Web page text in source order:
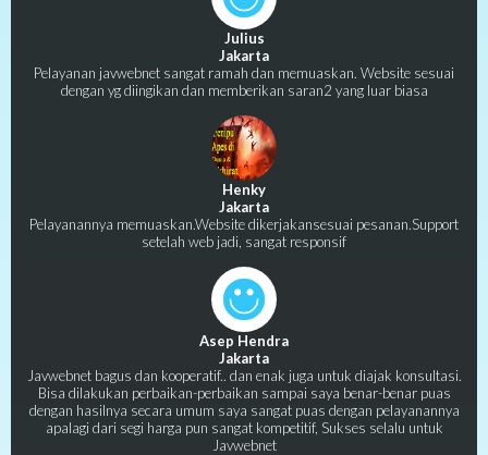
Julius
Jakarta
Pelayanan javwebnet sangat ramah dan memuaskan. Website sesuai
dengan yg diingikan dan memberikan saran2 yang luar biasa
Henky
Jakarta
Pelayanannya memuaskan.Website dikerjakansesuai pesanan.Support
setelah web jadi, sangat responsif
Asep Hendra
Jakarta
Javwebnet bagus dan kooperatif.. dan enak juga untuk diajak konsultasi.
Bisa dilakukan perbaikan-perbaikan sampai saya benar-benar puas
dengan hasilnya secara umum saya sangat puas dengan pelayanannya
apalagi dari segi harga pun sangat kompetitif, Sukses selalu untuk
Javwebnet